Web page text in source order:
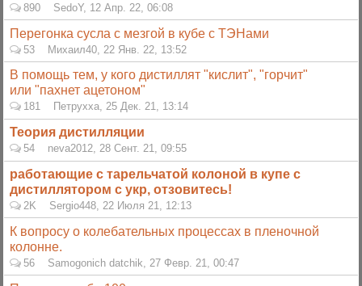
890 SedoY, 12 Апр. 22, 06:08
Перегонка сусла с мезгой в кубе с ТЭНами
53 Михаил40, 22 Янв. 22, 13:52
В помощь тем, у кого дистиллят "кислит", "горчит"
или "пахнет ацетоном"
181 Петрухха, 25 Дек. 21, 13:14
Теория дистилляции
54 neva2012, 28 Сент. 21, 09:55
работающие с тарельчатой колоной в купе с
дистиллятором с укр, отзовитесь!
2K Sergio448, 22 Июля 21, 12:13
К вопросу о колебательных процессах в пленочной
колонне.
56 Samogonich datchik 27 Февр. 21, 00:47